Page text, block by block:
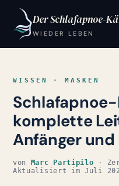
Der Schlafapnoe-
WIEDER LEBEN
WISSEN · MASKEN
Schlafapnoe-
komplette
Anfänger
von Marc Partipilo ·
Aktualisiert im Juli